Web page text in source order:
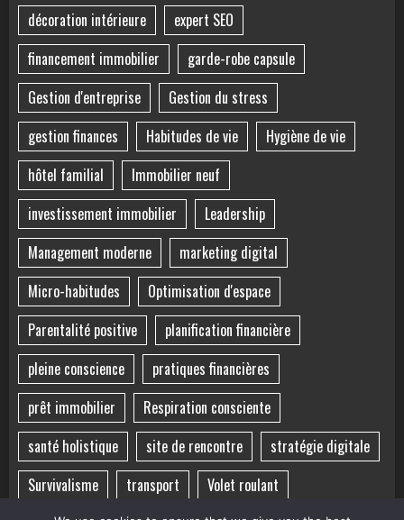
décoration intérieure
expert SEO
financement immobilier
garde-robe capsule
Gestion d'entreprise
Gestion du stress
gestion finances
Habitudes de vie
Hygiène de vie
hôtel familial
Immobilier neuf
investissement immobilier
Leadership
Management moderne
marketing digital
Micro-habitudes
Optimisation d'espace
Parentalité positive
planification financière
pleine conscience
pratiques financières
prêt immobilier
Respiration consciente
santé holistique
site de rencontre
stratégie digitale
Survivalisme
transport
Volet roulant